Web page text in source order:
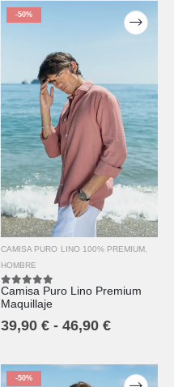
-50%
CAMISA PURO LINO 100% PREMIUM
HOMBRE
5.00out of 5
Camisa Puro Lino Premium
Maquillaje
39,90 € - 46,90 €
-50%